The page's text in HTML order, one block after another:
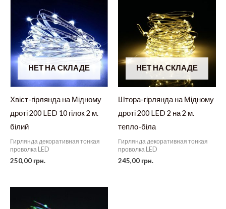
НЕТ НА СКЛАДЕ
Хвіст-гірлянда на Мідному
дроті 200 LED 10 гілок 2 м.
білий
Гирлянда декоративная тонкая
проволка LED
250,00 грн.
НЕТ НА СКЛАДЕ
Штора-гірлянда на Мідному
дроті 200 LED 2 на 2 м.
тепло-біла
Гирлянда декоративная тонкая
проволка LED
245,00 грн.